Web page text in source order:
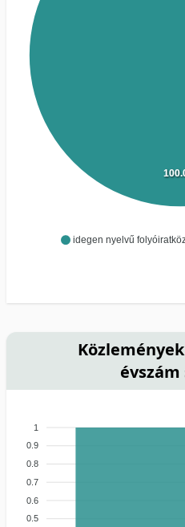
idegen nyelvű
1
0.9
0.8
0.7
0.6
0.5